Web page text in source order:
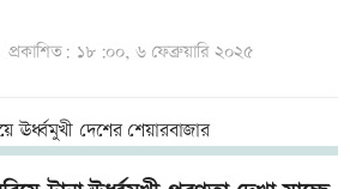
প্রকাশিত: ১৮:০০, ৬ ফেব্রুয়ারি ২০২৫